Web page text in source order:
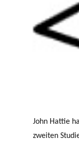
John Hattie
zweiten